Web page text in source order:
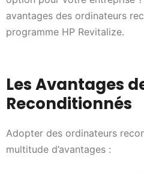
avantages des ordinateurs
programme HP Revitalize.
Les Avantages
Reconditionnés
Adopter des ordinateurs
multitude d’avantages :